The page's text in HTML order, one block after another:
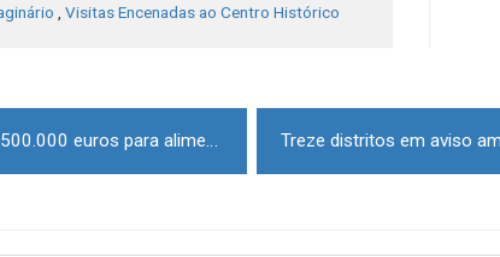
Visitas Encenadas ao Centro Histórico
Incêndios: Governo cria apoio de 500.000 euros para alimentação animal